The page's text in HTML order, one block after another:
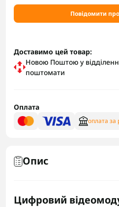
Повідомити
Доставимо цей товар:
Новою Поштою у
поштомати
Оплата
оплата за
Опис
Цифровий